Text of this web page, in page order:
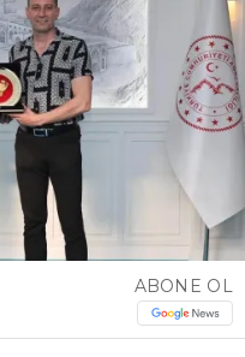
Youtube
Pinterest
Telegram
ABONE OL